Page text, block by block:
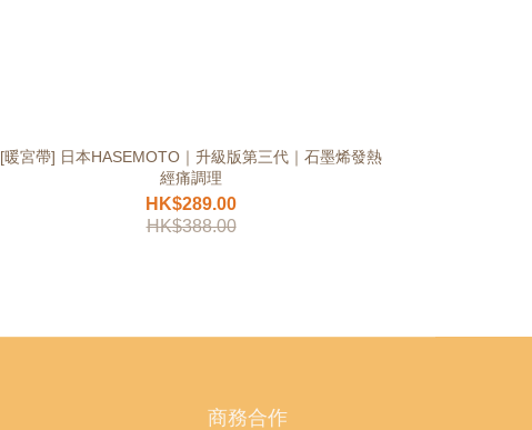
[暖宮帶] 日本HASEMOTO｜升級版第三代｜石墨烯發熱
經痛調理
HK$289.00
HK$388.00
商務合作